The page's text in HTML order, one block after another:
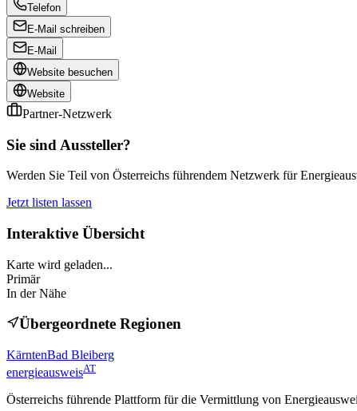
Telefon
E-Mail schreiben
E-Mail
Website besuchen
Website
Partner-Netzwerk
Sie sind Aussteller?
Werden Sie Teil von Österreichs führendem Netzwerk für
Jetzt listen lassen
Interaktive Übersicht
Karte wird geladen...
Primär
In der Nähe
Übergeordnete Regionen
KärntenBad Bleiberg
energieausweisAT
Österreichs führende Plattform für die Vermittlung von